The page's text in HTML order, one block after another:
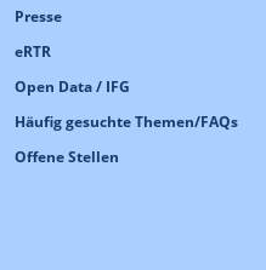
Presse
eRTR
Open Data / IFG
Häufig gesuchte Themen/FAQs
Offene Stellen